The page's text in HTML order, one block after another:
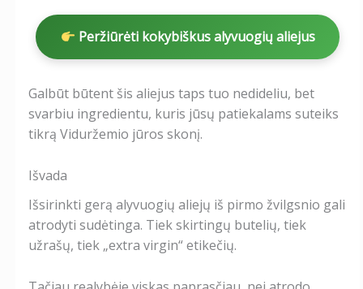
Peržiūrėti kokybiškus alyvuogių aliejus
Galbūt būtent šis aliejus taps tuo nedideliu, bet
svarbiu ingredientu, kuris jūsų patiekalams suteiks
tikrą Viduržemio jūros skonį.
Išvada
Išsirinkti gerą alyvuogių aliejų iš pirmo žvilgsnio gali
atrodyti sudėtinga. Tiek skirtingų butelių, tiek
užrašų, tiek „extra virgin“ etikečių.